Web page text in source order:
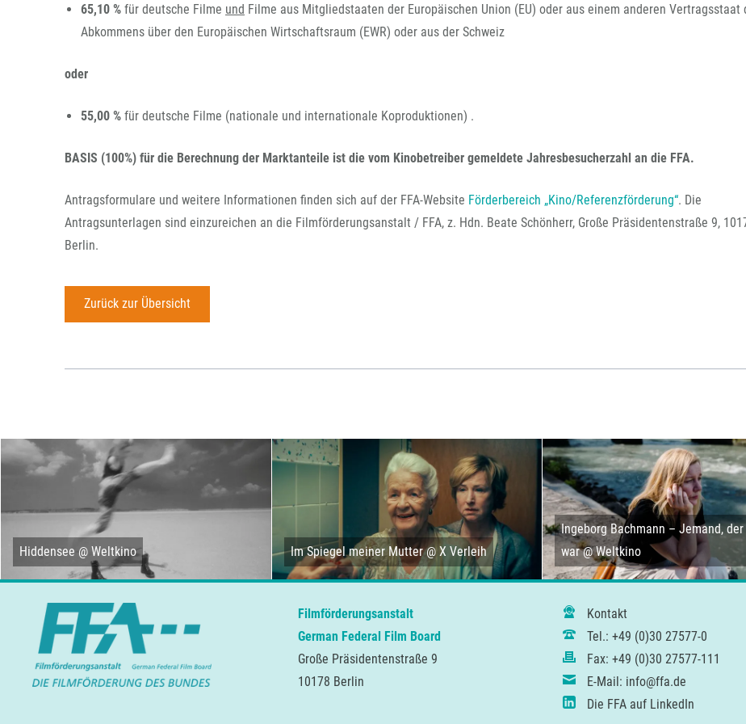
65,10 % für deutsche Filme und Filme aus Mitgliedstaaten der Europäischen Union (EU) oder aus einem anderen Vertragsstaat
Abkommens über den Europäischen Wirtschaftsraum (EWR) oder aus der Schweiz
oder
55,00 % für deutsche Filme (nationale und internationale Koproduktionen) .
BASIS (100%) für die Berechnung der Marktanteile ist die vom Kinobetreiber gemeldete Jahresbesucherzahl an die FFA.
Antragsformulare und weitere Informationen finden sich auf der FFA-Website Förderbereich „Kino/Referenzförderung“. Die
Antragsunterlagen sind einzureichen an die Filmförderungsanstalt / FFA, z. Hdn. Beate Schönherr, Große Präsidentenstraße 9,
Berlin.
Zurück zur Übersicht
Hiddensee @ Weltkino Im Spiegel meiner Mutter @ X Verleih
Ingeborg Bachmann – Jemand,
war @ Weltkino
Filmförderungsanstalt
German Federal Film Board
Große Präsidentenstraße 9
10178 Berlin
Kontakt
Tel.: +49 (0)30 27577-0
Fax: +49 (0)30 27577-111
E-Mail: info@ffa.de
Die FFA auf LinkedIn